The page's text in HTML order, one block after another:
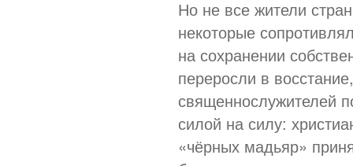
Но не все жители
некоторые
на сохранении
переросли в
священнослужителей
силой на силу:
«чёрных мадьяр»